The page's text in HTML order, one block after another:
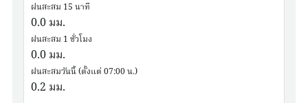
ฝนสะสม 15 นาที
0.0มม.
ฝนสะสม 1 ชั่วโมง
0.0มม.
ฝนสะสมวันนี้ (ตั้งแต่ 07:00 น.)
0.2 มม.